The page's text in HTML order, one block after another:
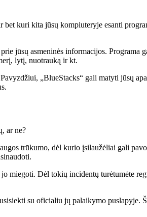
kuri kita jūsų kompiuteryje esanti
jūsų asmeninės informacijos.
lytį, nuotrauką ir kt.
„BlueStacks“ gali matyti jūsų
ar ne?
trūkumo, dėl kurio įsilaužėliai gali
miegoti. Dėl tokių incidentų turėtumėte
su oficialiu jų palaikymo